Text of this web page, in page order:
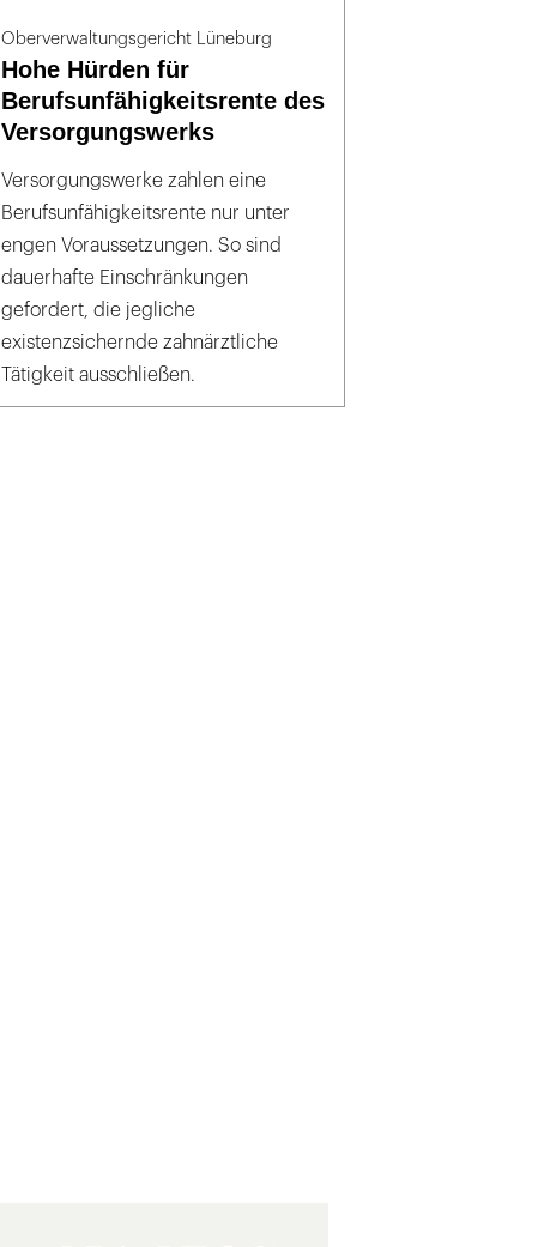
Oberverwaltungsgericht Lüneburg
Hohe Hürden für
Berufsunfähigkeitsrente des
Versorgungswerks
Versorgungswerke zahlen eine
Berufsunfähigkeitsrente nur unter
engen Voraussetzungen. So sind
dauerhafte Einschränkungen
gefordert, die jegliche
existenzsichernde zahnärztliche
Tätigkeit ausschließen.